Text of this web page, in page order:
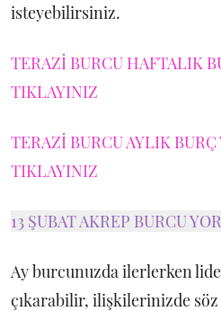
isteyebilirsiniz.
TERAZİ BURCU HAFTALIK
TIKLAYINIZ
TERAZİ BURCU AYLIK
TIKLAYINIZ
13 ŞUBAT AKREP BURCU
Ay burcunuzda ilerlerken
çıkarabilir, ilişkilerinizde